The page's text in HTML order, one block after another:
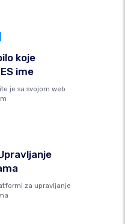
koje
ime
je sa svojom web
za upravljanje